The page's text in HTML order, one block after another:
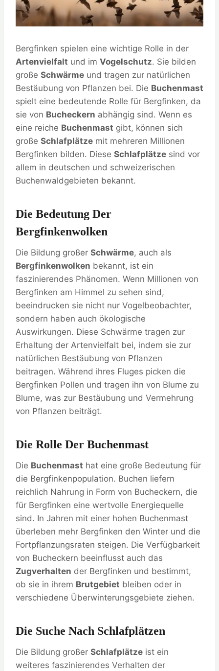
Bergfinken spielen eine wichtige Rolle in der
Artenvielfalt und im Vogelschutz. Sie bilden
große Schwärme und tragen zur natürlichen
Bestäubung von Pflanzen bei. Die Buchenmast
spielt eine bedeutende Rolle für Bergfinken, da
sie von Bucheckern abhängig sind. Wenn es
eine reiche Buchenmast gibt, können sich
große Schlafplätze mit mehreren Millionen
Bergfinken bilden. Diese Schlafplätze sind vor
allem in deutschen und schweizerischen
Buchenwaldgebieten bekannt.
Die Bedeutung Der
Bergfinkenwolken
Die Bildung großer Schwärme, auch als
Bergfinkenwolken bekannt, ist ein
faszinierendes Phänomen. Wenn Millionen von
Bergfinken am Himmel zu sehen sind,
beeindrucken sie nicht nur Vogelbeobachter,
sondern haben auch ökologische
Auswirkungen. Diese Schwärme tragen zur
Erhaltung der Artenvielfalt bei, indem sie zur
natürlichen Bestäubung von Pflanzen
beitragen. Während ihres Fluges picken die
Bergfinken Pollen und tragen ihn von Blume zu
Blume, was zur Bestäubung und Vermehrung
von Pflanzen beiträgt.
Die Rolle Der Buchenmast
Die Buchenmast hat eine große Bedeutung für
die Bergfinkenpopulation. Buchen liefern
reichlich Nahrung in Form von Bucheckern, die
für Bergfinken eine wertvolle Energiequelle
sind. In Jahren mit einer hohen Buchenmast
überleben mehr Bergfinken den Winter und die
Fortpflanzungsraten steigen. Die Verfügbarkeit
von Bucheckern beeinflusst auch das
Zugverhalten der Bergfinken und bestimmt,
ob sie in ihrem Brutgebiet bleiben oder in
verschiedene Überwinterungsgebiete ziehen.
Die Suche Nach Schlafplätzen
Die Bildung großer Schlafplätze ist ein
weiteres faszinierendes Verhalten der